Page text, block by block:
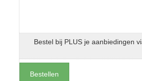
Bestel bij PLUS je aanbiedingen
Bestellen